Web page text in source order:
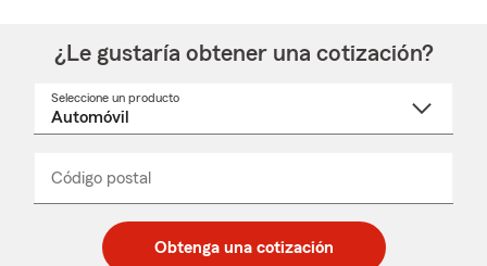
¿Le gustaría obtener una cotización?
Seleccione un producto
desplegable
Código postal
de
de
_____
Obtenga una cotización